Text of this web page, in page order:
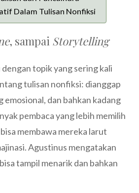
Dalam Tulisan Nonfiksi
, sampai Storytelling
topik yang sering kali
tulisan nonfiksi: dianggap
emosional, dan bahkan kadang
pembaca yang lebih memilih
membawa mereka larut
Agustinus mengatakan
tampil menarik dan bahkan